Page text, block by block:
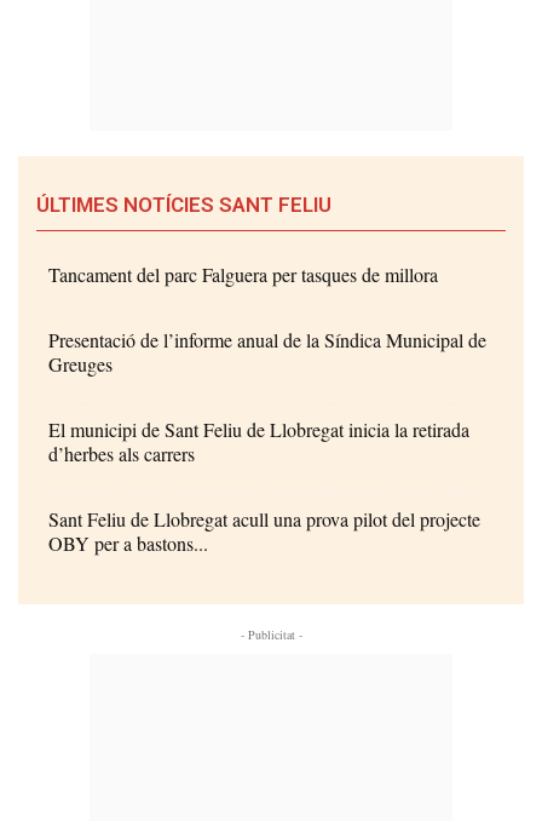
ÚLTIMES NOTÍCIES SANT FELIU
Tancament del parc Falguera per tasques de millora
Presentació de l’informe anual de la Síndica Municipal de
Greuges
El municipi de Sant Feliu de Llobregat inicia la retirada
d’herbes als carrers
Sant Feliu de Llobregat acull una prova pilot del projecte
OBY per a bastons...
- Publicitat -